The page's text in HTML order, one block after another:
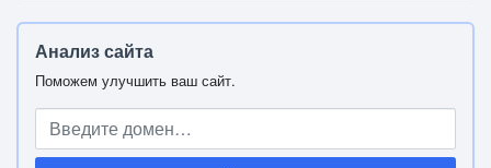
Анализ сайта
Поможем улучшить ваш сайт.